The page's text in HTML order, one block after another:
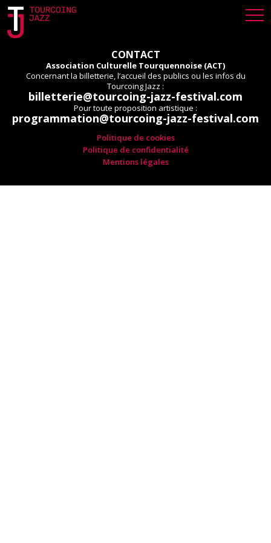
CONTACT
Association Culturelle Tourquennoise (ACT)
Concernant la billetterie, l’accueil des publics ou les infos du
Tourcoing Jazz :
billetterie@tourcoing-jazz-festival.com
Pour toute proposition artistique :
programmation@tourcoing-jazz-festival.com
Politique de cookies
Politique de confidentialité
Mentions légales